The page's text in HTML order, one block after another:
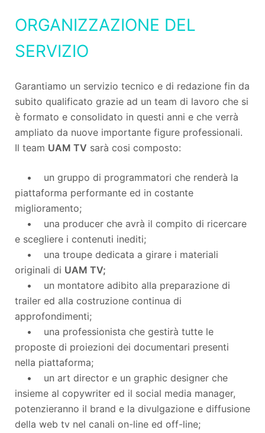
ORGANIZZAZIONE DEL
SERVIZIO
Garantiamo un servizio tecnico e di redazione fin da
subito qualificato grazie ad un team di lavoro che si
è formato e consolidato in questi anni e che verrà
ampliato da nuove importante figure professionali.
Il team UAM TV sarà cosi composto:
• un gruppo di programmatori che renderà la
piattaforma performante ed in costante
miglioramento;
• una producer che avrà il compito di ricercare
e scegliere i contenuti inediti;
• una troupe dedicata a girare i materiali
originali di UAM TV;
• un montatore adibito alla preparazione di
trailer ed alla costruzione continua di
approfondimenti;
• una professionista che gestirà tutte le
proposte di proiezioni dei documentari presenti
nella piattaforma;
• un art director e un graphic designer che
insieme al copywriter ed il social media manager,
potenzieranno il brand e la divulgazione e diffusione
della web tv nel canali on-line ed off-line;